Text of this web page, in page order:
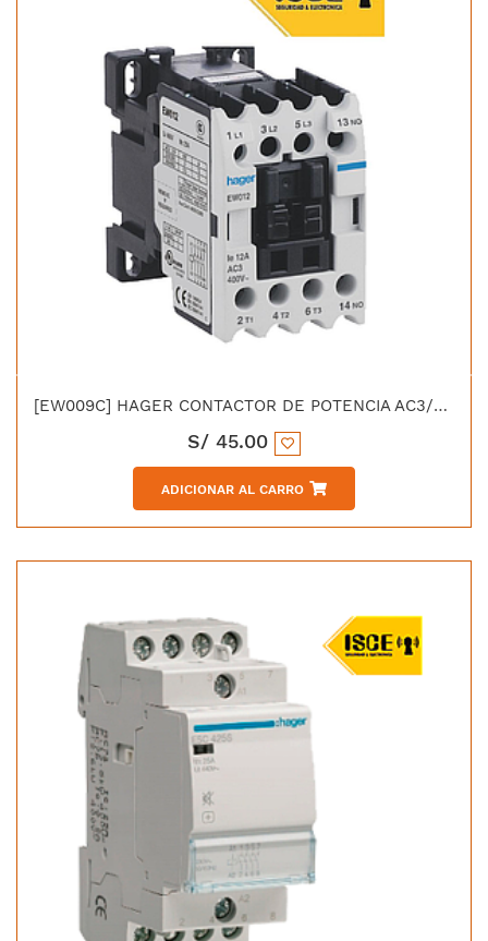
[EW009C] HAGER CONTACTOR DE POTENCIA AC3/380V 9 AMP 1NA BOBINA 220V 50/60HZ UL CE IEC-60947-4-1
S/ 45.00
ADICIONAR AL CARRO